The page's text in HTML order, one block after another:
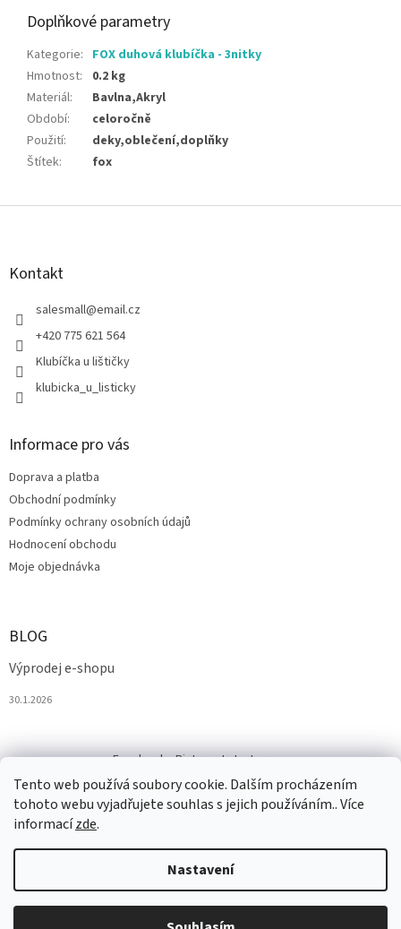
Tento web používá soubory cookie. Dalším procházením
tohoto webu vyjadřujete souhlas s jejich používáním.. Více
informacízde.
Nastavení
Doplňkové parametry
Kategorie: FOX duhová klubíčka - 3nitky
Hmotnost:
0.2 kg
Materiál:
Bavlna,Akryl
Období:
celoročně
Použití:
deky,oblečení,doplňky
Štítek: fox
Z
Kontakt
salesmall@email.cz
+420 775 621 564
Klubíčka u lištičky
klubicka_u_listicky
Informace pro vás
Doprava a platba
Obchodní podmínky
Podmínky ochrany osobních údajů
Hodnocení obchodu
Moje objednávka
BLOG
Výprodej e-shopu
30.1.2026
Facebook Pinterest Instagram
Vytvořil Shoptet